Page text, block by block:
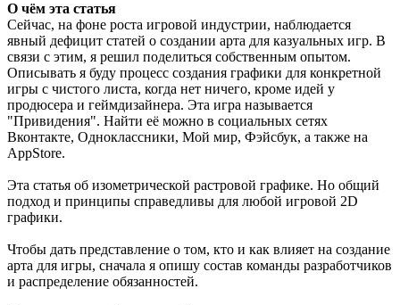
О чём эта статья
Сейчас, на фоне роста игровой индустрии, наблюдается
явный дефицит статей о создании арта для казуальных игр. В
связи с этим, я решил поделиться собственным опытом.
Описывать я буду процесс создания графики для конкретной
игры с чистого листа, когда нет ничего, кроме идей у
продюсера и геймдизайнера. Эта игра называется
"Привидения". Найти её можно в социальных сетях
Вконтакте, Одноклассники, Мой мир, Фэйсбук, а также на
AppStore.
Эта статья об изометрической растровой графике. Но общий
подход и принципы справедливы для любой игровой 2D
графики.
Чтобы дать представление о том, кто и как влияет на создание
арта для игры, сначала я опишу состав команды разработчиков
и распределение обязанностей.